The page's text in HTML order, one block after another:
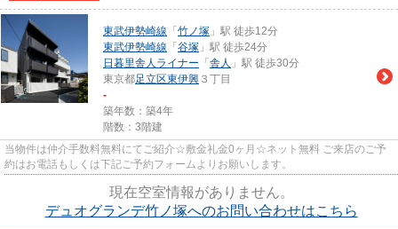
東武伊勢崎線 「 竹ノ塚 」駅 徒歩12分
東武伊勢崎線 「 谷塚 」駅 徒歩24分
日暮里舎人ライナー 「 舎人 」駅 徒歩30分
東京都足立区東伊興 ３丁目
-
築年数：築4年
階数：3階建
当物件は仲介手数料無料にてご紹介☆敷金礼金0ヶ月☆ネット無料 ご来店のご予
約はお電話もしくは下記ご予約フォームよりお願いします。
現在空室情報がありません。
デュオグランデ竹ノ塚へのお問い合わせはこちら